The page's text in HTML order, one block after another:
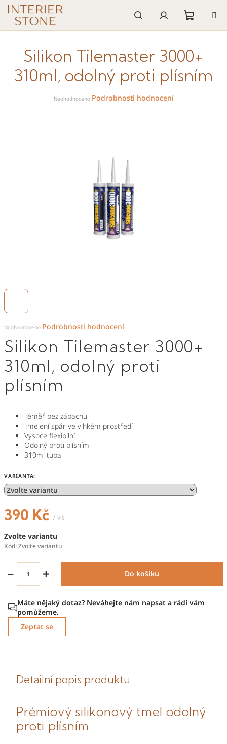
Přejít
obsah
HledatPřihlášení
košík
Silikon Tilemaster 3000+
310ml, odolný proti
plísním
Průměrné
hodnocení
je
0,0
z
5
hvězdiček.
Neohodnoceno Podrobnosti hodnocení
Téměř bez zápachu
Tmelení spár ve vlhkém prostředí
Vysoce flexibilní
Odolný proti plísním
310ml tuba
VARIANTA:
390 Kč / ks
cena:
Zvolte variantu
Kód:Zvolte variantu
+
− Do košíku
Zeptat se
Silikon Tilemaster 3000+
310ml, odolný proti plísním
Průměrné
hodnocení
Neohodnoceno Podrobnosti hodnocení
Detailní popis produktu
Prémiový silikonový tmel odolný
proti plísním